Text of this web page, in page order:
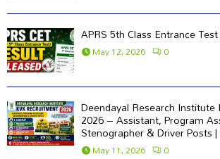
APRS 5th Class Entrance
May 12, 2026 0
Deendayal Research
2026 – Assistant, Program
Stenographer & Driver Posts
May 11, 2026 0